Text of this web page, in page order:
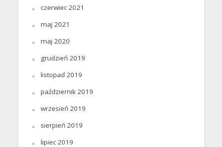
czerwiec 2021
maj 2021
maj 2020
grudzień 2019
listopad 2019
październik 2019
wrzesień 2019
sierpień 2019
lipiec 2019